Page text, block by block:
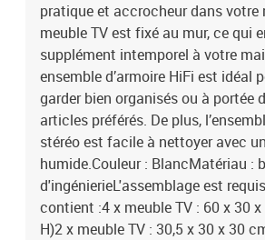
pratique et accrocheur dans votre
meuble TV est fixé au mur, ce qui
supplément intemporel à votre
ensemble d’armoire HiFi est idéal
garder bien organisés ou à portée
articles préférés. De plus,
stéréo est facile à nettoyer avec
humide.Couleur : BlancMatériau :
d'ingénierieL'assemblage est
contient :4 x meuble TV : 60 x 30
H)2 x meuble TV : 30,5 x 30 x 30